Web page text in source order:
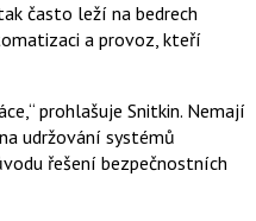
často leží na bedrech
a provoz, kteří
prohlašuje Snitkin. Nemají
udržování systémů
řešení bezpečnostních